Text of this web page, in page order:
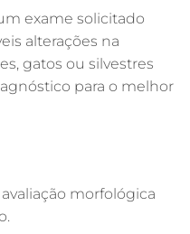
exame solicitado
alterações na
gatos ou silvestres
para o melhor
morfológica